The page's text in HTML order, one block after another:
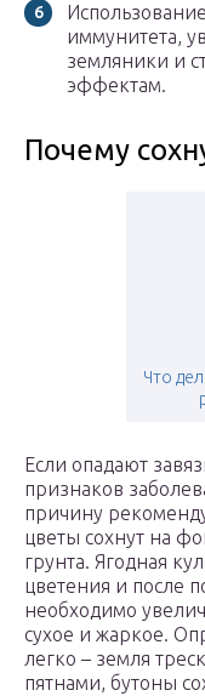
иммунитета,
земляники и
эффектам.
Почему
Что
Если опадают
признаков
причину
цветы сохнут на
грунта. Ягодная
цветения и после
необходимо
сухое и жаркое.
легко – земля
пятнами, бутоны